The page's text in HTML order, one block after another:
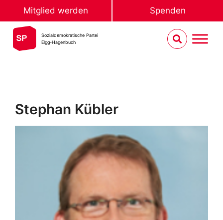
Mitglied werden Spenden
Sozialdemokratische Partei
Elgg-Hagenbuch
Stephan Kübler